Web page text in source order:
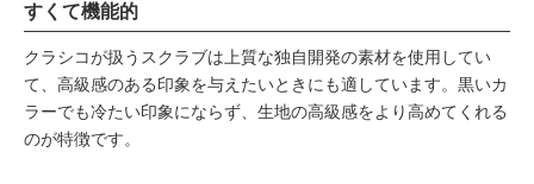
すくて機能的
クラシコが扱うスクラブは上質な独自開発の素材を使用してい
て、高級感のある印象を与えたいときにも適しています。黒いカ
ラーでも冷たい印象にならず、生地の高級感をより高めてくれる
のが特徴です。